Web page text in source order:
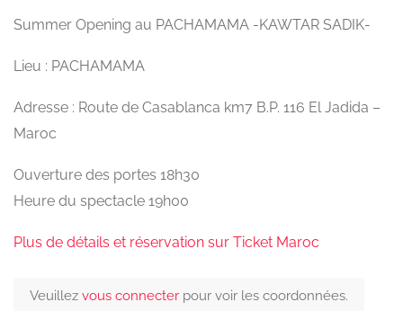
Summer Opening au PACHAMAMA -KAWTAR SADIK-
Lieu : PACHAMAMA
Adresse : Route de Casablanca km7 B.P. 116 El Jadida –
Maroc
Ouverture des portes 18h30
Heure du spectacle 19h00
Plus de détails et réservation sur Ticket Maroc
Veuillez vous connecter pour voir les coordonnées.